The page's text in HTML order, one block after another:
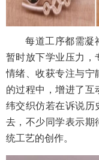
每道工序都需凝
暂时放下学业压力，
情绪、收获专注与宁
的过程中，增进了互
纬交织仿若在诉说历
去，不少同学表示期
统工艺的创作。